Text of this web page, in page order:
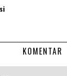
KOMENTAR